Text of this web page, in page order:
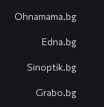
Оhnamama.bg
Edna.bg
Sinoptik.bg
Grabo.bg